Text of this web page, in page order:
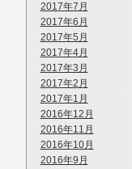
2017年7月
2017年6月
2017年5月
2017年4月
2017年3月
2017年2月
2017年1月
2016年12月
2016年11月
2016年10月
2016年9月